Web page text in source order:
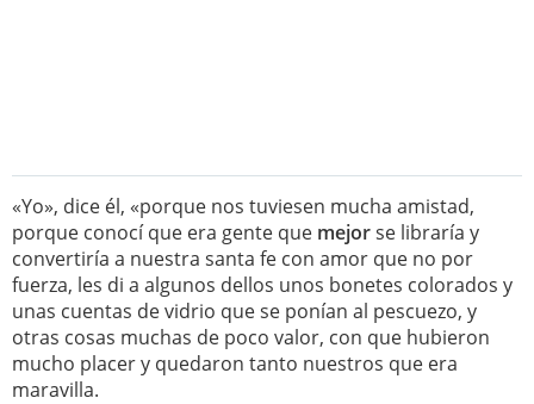
«Yo», dice él, «porque nos tuviesen mucha amistad,
porque conocí que era gente que mejorse libraría y
convertiría a nuestra santa fe con amor que no por
fuerza, les di a algunos dellos unos bonetes colorados y
unas cuentas de vidrio que se ponían al pescuezo, y
otras cosas muchas de poco valor, con que hubieron
mucho placer y quedaron tanto nuestros que era
maravilla.